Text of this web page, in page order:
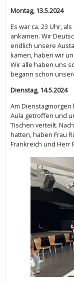
Montag, 13.5.2024
Es war ca. 23 Uhr,
ankamen. Wir
endlich unsere
kamen, haben wir
Wir alle haben uns
begann schon
Dienstag, 14.5.2024
Am
Aula getroffen und
Tischen verteilt.
hatten, haben Frau
Frankreich und Herr